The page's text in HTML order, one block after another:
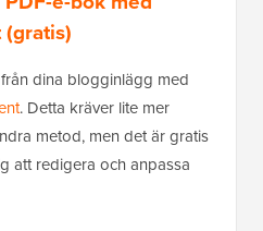
dina blogginlägg med
. Detta kräver lite mer
metod, men det är gratis
att redigera och anpassa